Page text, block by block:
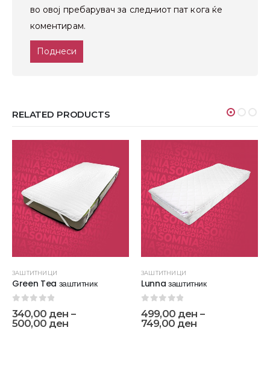
во овој пребарувач за следниот пат кога ќе
коментирам.
RELATED PRODUCTS
ЗАШТИТНИЦИ
Green Tea заштитник
0 out of 5
340,00 ден –
500,00 ден
ЗАШТИТНИЦИ
Lunna заштитник
0 out of 5
499,00 ден –
749,00 ден